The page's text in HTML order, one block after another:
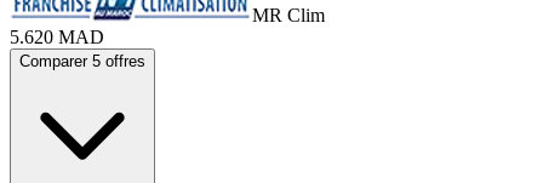
MR Clim
5.620 MAD
Comparer 5 offres